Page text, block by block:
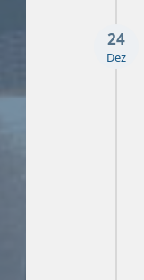
24
Dez